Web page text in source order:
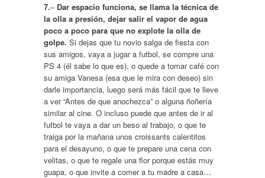
7.– Dar espacio funciona, se llama la técnica de
la olla a presión, dejar salir el vapor de agua
poco a poco para que no explote la olla de
golpe. Si dejas que tu novio salga de fiesta con
sus amigos, vaya a jugar a futbol, se compre una
PS 4 (él sabe lo que es), o quede a tomar café con
su amiga Vanesa (esa que le mira con deseo) sin
darle importancia, luego será más fácil que te lleve
a ver “Antes de que anochezca” o alguna ñoñería
similar al cine. O incluso puede que antes de ir al
futbol te vaya a dar un beso al trabajo, o que te
traiga por la mañana unos croissants calentitos
para el desayuno, o que te prepare una cena con
velitas, o que te regale una flor porque estás muy
guapa, o que invite a comer a tu madre a casa…